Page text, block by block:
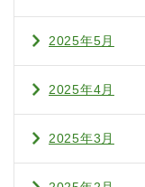
2025年5月
2025年4月
2025年3月